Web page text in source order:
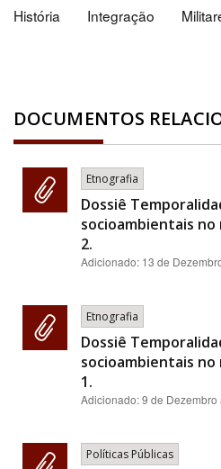
História Integração
DOCUMENTOS
Etnografia
Dossiê
socioambientais
2.
Adicionado: 13 de
Etnografia
Dossiê
socioambientais
1.
Adicionado:9 de Dezembro
Políticas Públicas